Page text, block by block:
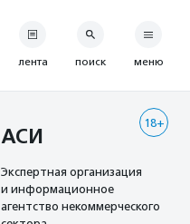
лента поиск меню
18+
АСИ
Экспертная организация
и информационное
агентство некоммерческого